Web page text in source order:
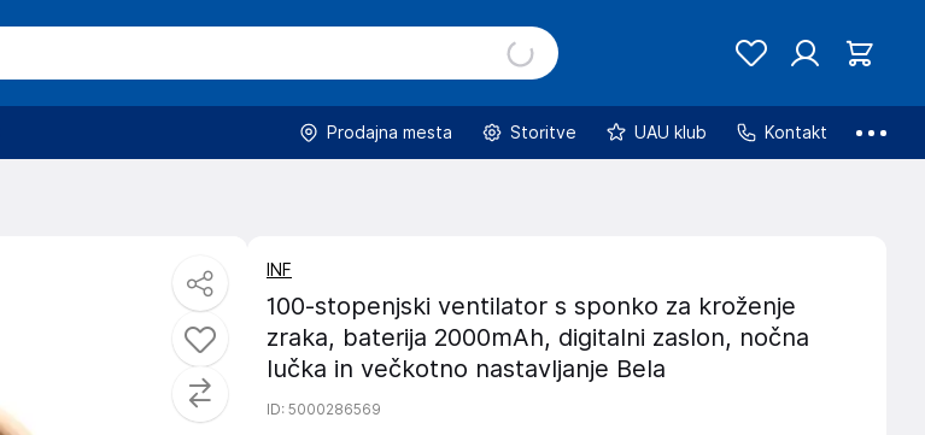
Prodajna mesta Storitve UAU klub Kontakt
INF
100-stopenjski ventilator s sponko za kroženje
zraka, baterija 2000mAh, digitalni zaslon, nočna
lučka in večkotno nastavljanje Bela
ID: 5000286569